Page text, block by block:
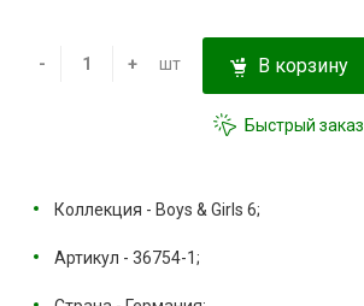
- + шт В корзину
Быстрый заказ
Коллекция - Boys & Girls 6;
Артикул - 36754-1;